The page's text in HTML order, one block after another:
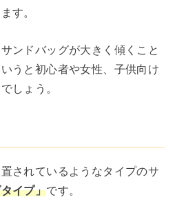
す。
ンドバッグが大きく傾くこと
うと初心者や女性、子供向け
しょう。
されているようなタイプのサ
イプ」です。